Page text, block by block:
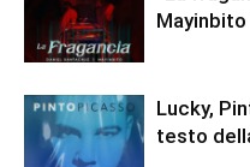
Lucky,
testo